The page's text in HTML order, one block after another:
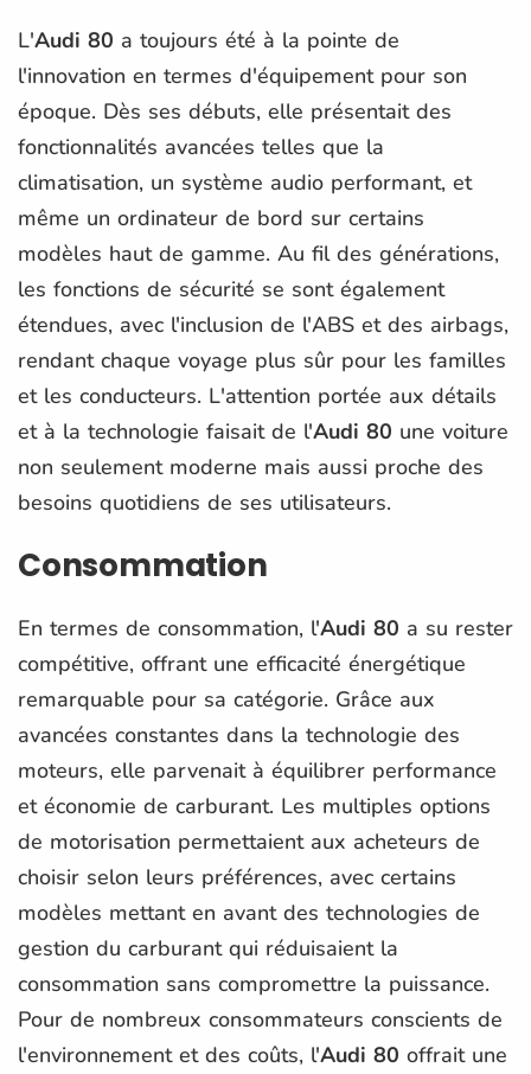
L'Audi 80 a toujours été à la pointe de
l'innovation en termes d'équipement pour son
époque. Dès ses débuts, elle présentait des
fonctionnalités avancées telles que la
climatisation, un système audio performant, et
même un ordinateur de bord sur certains
modèles haut de gamme. Au fil des générations,
les fonctions de sécurité se sont également
étendues, avec l'inclusion de l'ABS et des airbags,
rendant chaque voyage plus sûr pour les familles
et les conducteurs. L'attention portée aux détails
et à la technologie faisait de l'Audi 80 une voiture
non seulement moderne mais aussi proche des
besoins quotidiens de ses utilisateurs.
Consommation
En termes de consommation, l'Audi 80 a su rester
compétitive, offrant une efficacité énergétique
remarquable pour sa catégorie. Grâce aux
avancées constantes dans la technologie des
moteurs, elle parvenait à équilibrer performance
et économie de carburant. Les multiples options
de motorisation permettaient aux acheteurs de
choisir selon leurs préférences, avec certains
modèles mettant en avant des technologies de
gestion du carburant qui réduisaient la
consommation sans compromettre la puissance.
Pour de nombreux consommateurs conscients de
l'environnement et des coûts, l'Audi 80 offrait une